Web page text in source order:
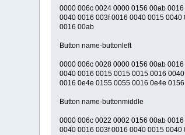
0000 006c 0024 0000 0156 00ab
0040 0016 003f 0016 0040 0015
0016 00ab
Button name-buttonleft
0000 006c 0028 0000 0156 00ab
0040 0016 0015 0015 0015 0016
0016 0e4e 0155 0055 0016 0e4e
Button name-buttonmiddle
0000 006c 0022 0002 0156 00ab
0040 0016 003f 0016 0040 0015